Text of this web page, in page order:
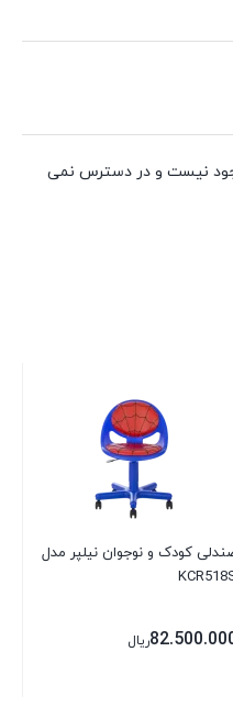
نیست و در دسترس نمی
کودک و نوجوان نیلپر مدل
ریال